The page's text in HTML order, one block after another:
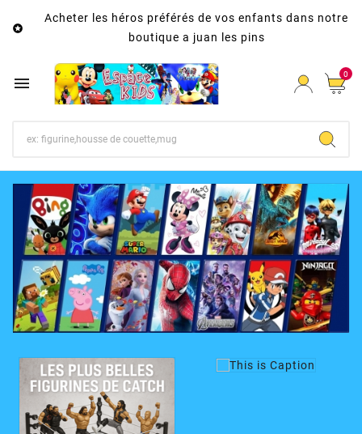

Acheter les héros préférés de vos enfants dans notre
boutique a juan les pins
 0